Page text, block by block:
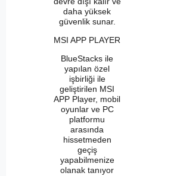
daha yüksek
güvenlik sunar.
MSI APP PLAYER
BlueStacks ile
yapılan özel
işbirliği ile
geliştirilen MSI
APP Player, mobil
oyunlar ve PC
platformu
arasında
hissetmeden
geçiş
yapabilmenize
olanak tanıyor